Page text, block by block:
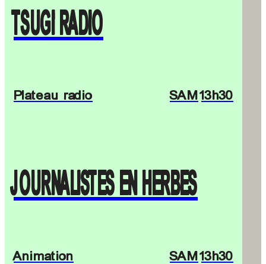
TSUGI RADIO
Plateau radio SAM 13h30
JOURNALISTES EN HERBES
Animation SAM 13h30